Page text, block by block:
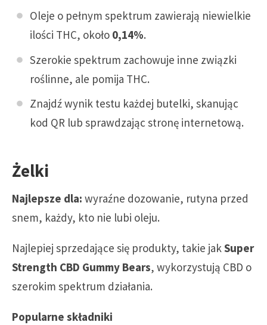
Oleje o pełnym spektrum zawierają niewielkie
ilości THC, około 0,14%.
Szerokie spektrum zachowuje inne związki
roślinne, ale pomija THC.
Znajdź wynik testu każdej butelki, skanując
kod QR lub sprawdzając stronę internetową.
Żelki
Najlepsze dla: wyraźne dozowanie, rutyna przed
snem, każdy, kto nie lubi oleju.
Najlepiej sprzedające się produkty, takie jakSuper
Strength CBD Gummy Bears, wykorzystują CBD o
szerokim spektrum działania.
Popularne składniki